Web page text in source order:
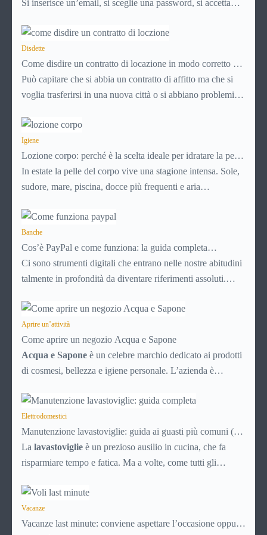
Si inserisce un’email, si sceglie una password, si accetta
avviene in pochi minuti, spesso senza che ci si fermi a
capire dove si sta entrando.
Disdette
Come disdire un contratto di locazione in modo corretto ed
efficace
Può capitare che si abbia un contratto di affitto ma che si
voglia trasferirsi in una nuova città o si abbiano problemi a
abitazione: è legittimo chiedersi se è possibile
contratto di locazione
capiremo come inviare la disdetta per un contratto di affitto.
Igiene
Lozione corpo: perché è la scelta ideale per idratare la pelle
in estate
In estate la pelle del corpo vive una stagione intensa. Sole,
sudore, mare, piscina, docce più frequenti e aria
disidratata o semplicemente meno confortevole. Eppure,
proprio nei mesi caldi, molte persone smettono di applicare
prodotti idratanti perché temono texture pesanti,
appiccicose o difficili da assorbire.
Banche
Cos’è PayPal e come funziona: la guida completa
aggiornata per venditori e privati
Ci sono strumenti digitali che entrano nelle nostre abitudini
talmente in profondità da diventare riferimenti assoluti.
per pagare un corso online, per mandare venti euro a un
amico. Ma se ti chiedi esattamente cosa succede dietro
quella schermata (e soprattutto quanto ti costa davvero)
probabilmente non hai una risposta precisa su come
funziona PayPal.
Aprire un’attività
Come aprire un negozio Acqua e Sapone
Acqua e Sapone è un celebre marchio dedicato ai prodotti
di cosmesi, bellezza e igiene personale. L’azienda è
tutta Italia è un marchio di successo, affermato e simbolo di
convenienza.
Elettrodomestici
Manutenzione lavastoviglie: guida ai guasti più comuni (e
soluzioni)
La lavastoviglie è un prezioso ausilio in cucina, che fa
risparmiare tempo e fatica. Ma a volte, come tutti gli
problemi tecnici. Ecco una breve guida ai principali guasti e
inconvenienti, con tutti i consigli utili per cercare di
risolverli da soli, senza chiamare il tecnico e risparmiando
Vacanze
Vacanze last minute: conviene aspettare l’occasione oppure